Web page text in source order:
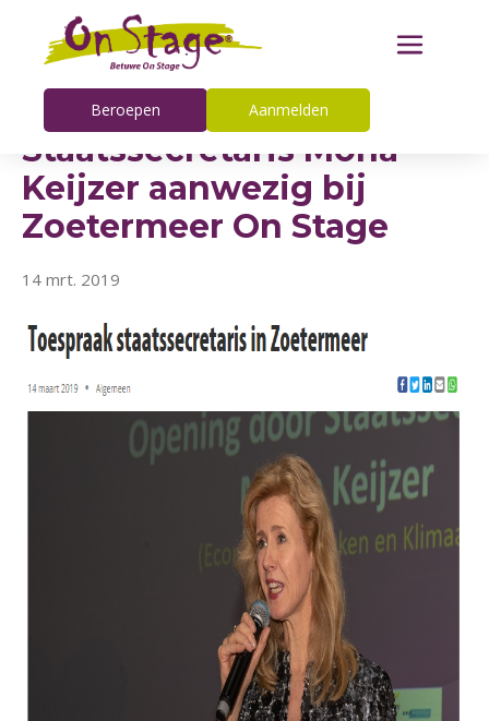
Beroepen Aanmelden
Staatssecretaris Mona
Keijzer aanwezig bij
Zoetermeer On Stage
14 mrt. 2019